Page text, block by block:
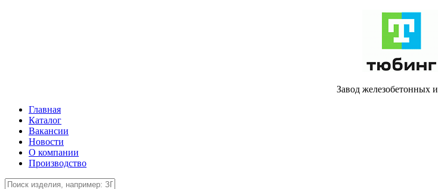
Завод железобетонных
Главная
Каталог
Вакансии
Новости
О компании
Производство